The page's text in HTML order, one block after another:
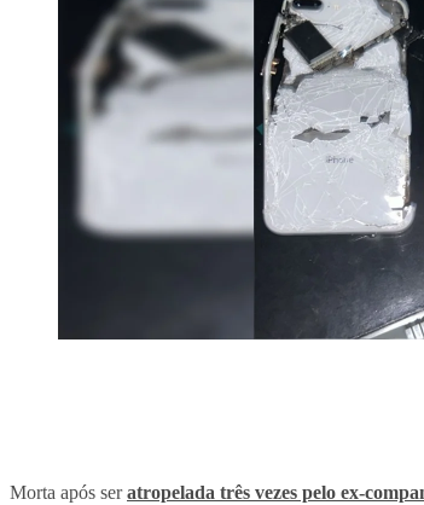
Morta após seratropelada três vezes pelo ex-